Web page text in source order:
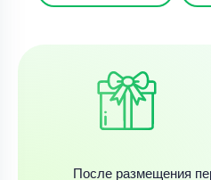
После размещения